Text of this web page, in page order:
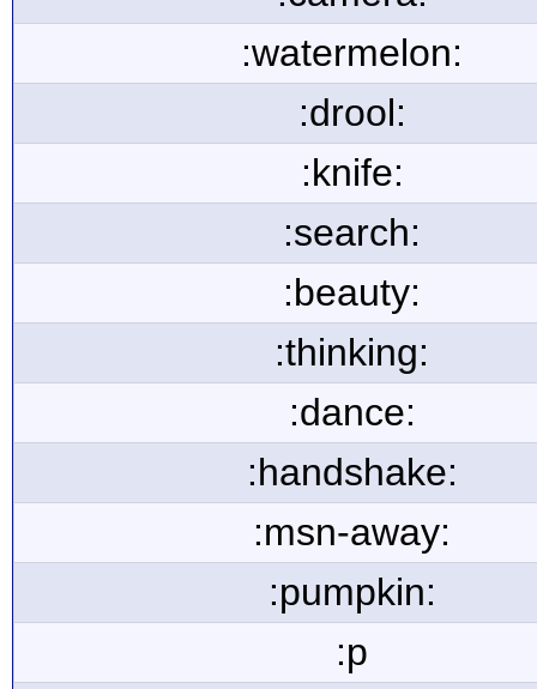
:watermelon:
:drool:
:knife:
:search:
:beauty:
:thinking:
:dance:
:handshake:
:msn-away:
:pumpkin:
:p